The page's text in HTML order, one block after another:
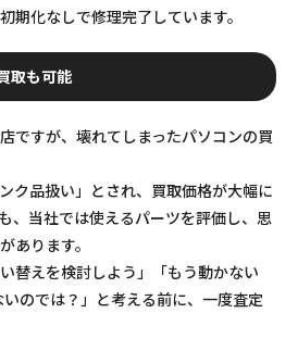
期化なしで修理完了しています。
取も可能
ですが、壊れてしまったパソコンの買
ク品扱い」とされ、買取価格が大幅に
、当社では使えるパーツを評価し、思
あります。
替えを検討しよう」「もう動かない
のでは？」と考える前に、一度査定